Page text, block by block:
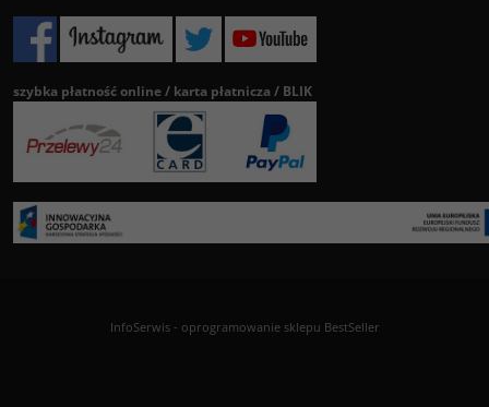
szybka płatność online / karta płatnicza / BLIK
InfoSerwis- oprogramowanie sklepu BestSeller